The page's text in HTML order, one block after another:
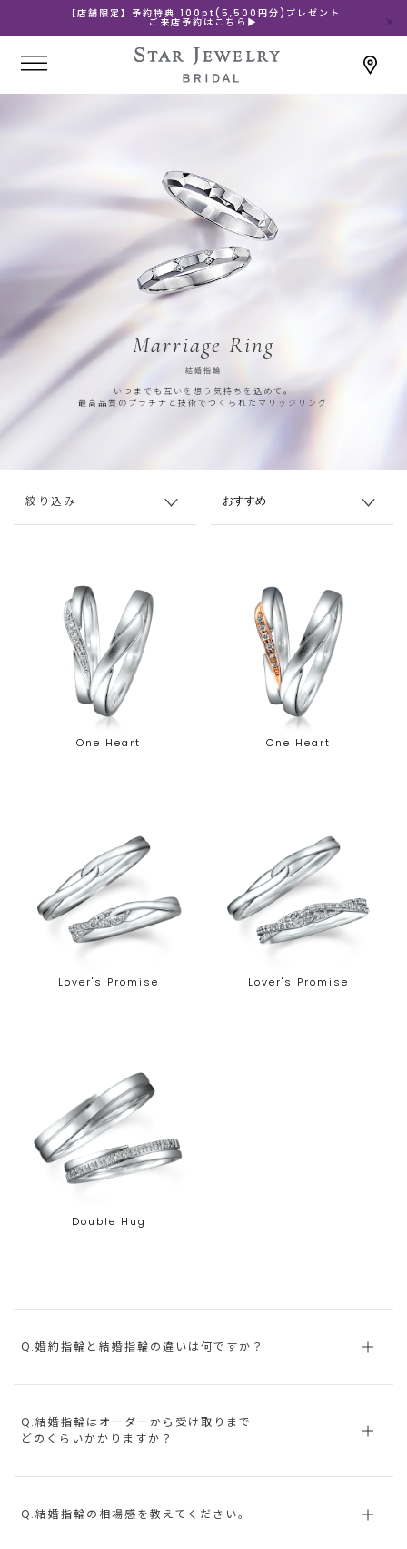
【店舗限定】予約特典 100pt(5,500円分)プレゼント
ご来店予約はこちら▶
Marriage Ring
結婚指輪
いつまでも互いを想う気持ちを込めて。
最高品質のプラチナと技術でつくられたマリッジリング
絞り込み
One Heart One Heart
Lover's Promise Lover's Promise
Double Hug
Q.婚約指輪と結婚指輪の違いは何ですか？
Q.結婚指輪はオーダーから受け取りまで
どのくらいかかりますか？
Q.結婚指輪の相場感を教えてください。